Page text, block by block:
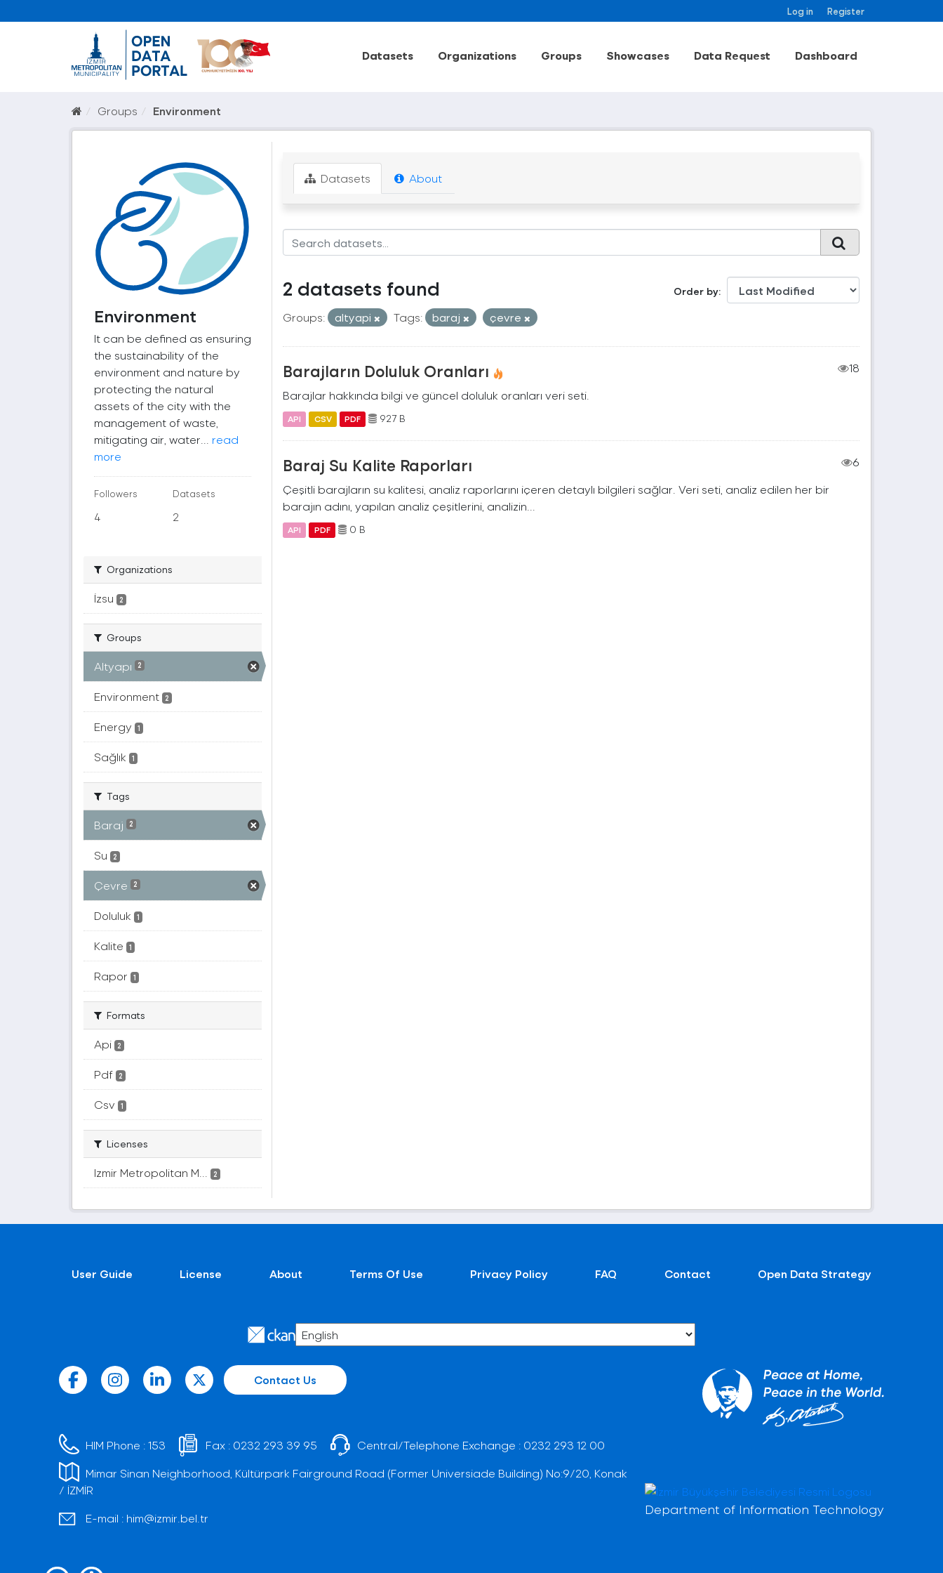
Log in Register
Datasets Organizations Groups Showcases Data Request Dashboard
Groups Environment
Environment
It can be defined as ensuring
the sustainability of the
environment and nature by
protecting the natural
assets of the city with the
management of waste,
mitigating air, water... read
more
Followers
4
Datasets
2
Organizations
İzsu 2
Groups
Altyapı 2
Environment 2
Energy 1
Sağlık 1
Tags
Baraj 2
Su 2
Çevre 2
Doluluk 1
Kalite 1
Rapor 1
Formats
Api 2
Pdf 2
Csv 1
Licenses
Izmir Metropolitan M... 2
Datasets About
Order by
2 datasets found
Groups: altyapi Tags: baraj çevre
Barajların Doluluk Oranları
18
Barajlar hakkında bilgi ve güncel doluluk oranları veri seti.
API CSV PDF 927 B
Baraj Su Kalite Raporları
6
Çeşitli barajların su kalitesi, analiz raporlarını içeren detaylı bilgileri sağlar. Veri seti, analiz edilen her bir
barajın adını, yapılan analiz çeşitlerini, analizin...
API PDF 0 B
User Guide License About Terms Of Use Privacy Policy FAQ Contact Open Data Strategy
Contact Us
HIM Phone :153 Fax : 0232 293 39 95 Central/Telephone Exchange : 0232 293 12 00
Mimar Sinan Neighborhood, Kültürpark Fairground Road (Former Universiade Building) No:9/20, Konak
/ İZMİR
E-mail : him@izmir.bel.tr
Department of Information Technology